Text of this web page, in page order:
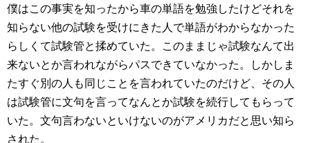
僕はこの事実を知ったから車の単語を勉強したけどそれを
知らない他の試験を受けにきた人で単語がわからなかった
らしくて試験管と揉めていた。このままじゃ試験なんて出
来ないとか言われながらパスできていなかった。しかしま
たすぐ別の人も同じことを言われていたのだけど、その人
は試験管に文句を言ってなんとか試験を続行してもらって
いた。文句言わないといけないのがアメリカだと思い知ら
された。